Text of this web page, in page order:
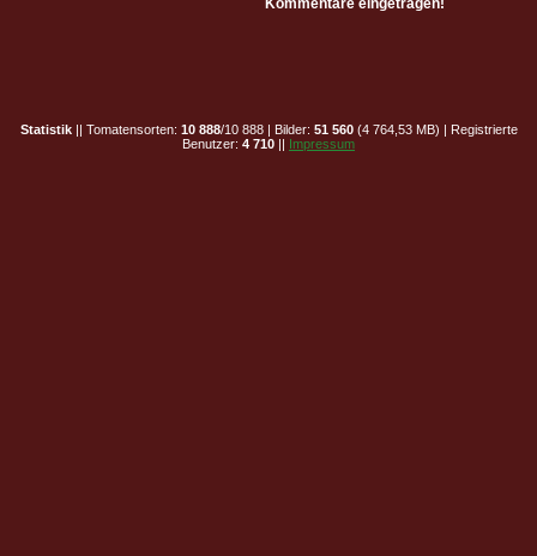
Kommentare eingetragen!
Statistik|| Tomatensorten: 10 888/10 888 | Bilder: 51 560(4 764,53 MB) | Registrierte
Benutzer: 4 710 || Impressum